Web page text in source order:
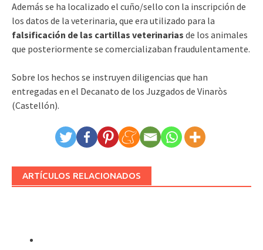
Además se ha localizado el cuño/sello con la inscripción de
los datos de la veterinaria, que era utilizado para la
falsificación de las cartillas veterinarias de los animales
que posteriormente se comercializaban fraudulentamente.
Sobre los hechos se instruyen diligencias que han
entregadas en el Decanato de los Juzgados de Vinaròs
(Castellón).
ARTÍCULOS RELACIONADOS